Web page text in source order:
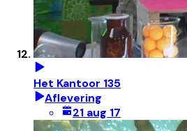
Het Kantoor 135
Aflevering
21 aug 17